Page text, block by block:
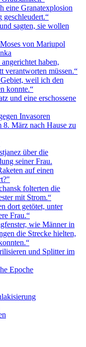
eine Granatexplosion
geschleudert.“
sagten, sie wollen
von Mariupol
haben,
verantworten müssen.“
weil ich den
konnte.“
und eine erschossene
Invasoren
8. März nach Hause zu
über die
seiner Frau.
auf einen
folterten die
mit Strom.“
dort getötet, unter
Frau.“
wie Männer in
die Strecke hielten,
und Splitter im
Epoche